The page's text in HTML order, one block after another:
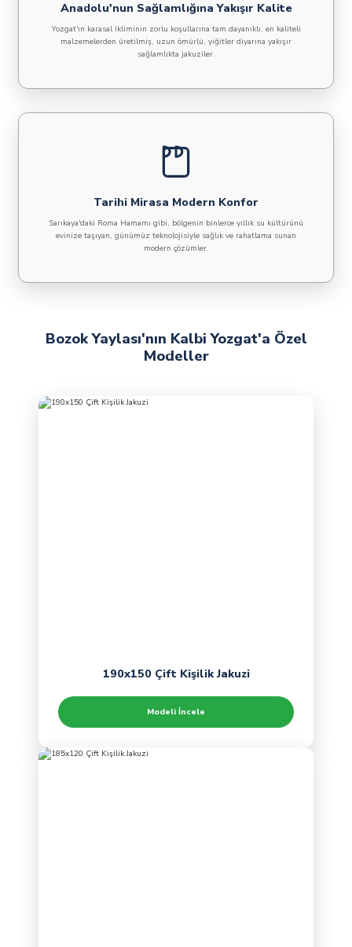
Anadolu'nun Sağlamlığına Yakışır Kalite
Yozgat'ın karasal ikliminin zorlu koşullarına tam dayanıklı, en kaliteli
malzemelerden üretilmiş, uzun ömürlü, yiğitler diyarına yakışır
sağlamlıkta jakuziler.
Tarihi Mirasa Modern Konfor
Sarıkaya'daki Roma Hamamı gibi, bölgenin binlerce yıllık su kültürünü
evinize taşıyan, günümüz teknolojisiyle sağlık ve rahatlama sunan
modern çözümler.
Bozok Yaylası'nın Kalbi Yozgat'a Özel
Modeller
190x150 Çift Kişilik Jakuzi
Modeli İncele